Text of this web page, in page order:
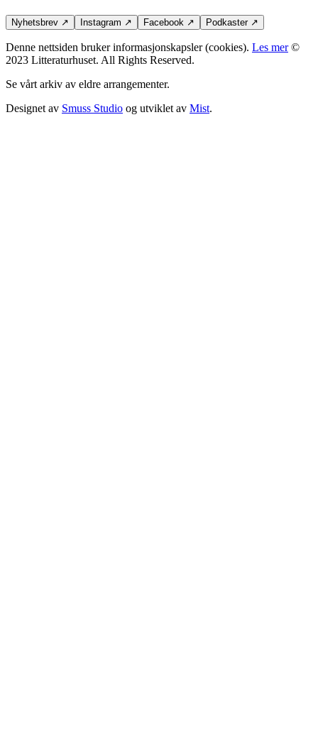
Nyhetsbrev ↗ Instagram ↗ Facebook ↗ Podkaster↗
Denne nettsiden bruker informasjonskapsler (cookies). Les mer©
2023 Litteraturhuset. All Rights Reserved.
Se vårt arkiv av eldre arrangementer.
Designet av Smuss Studio og utviklet av Mist.